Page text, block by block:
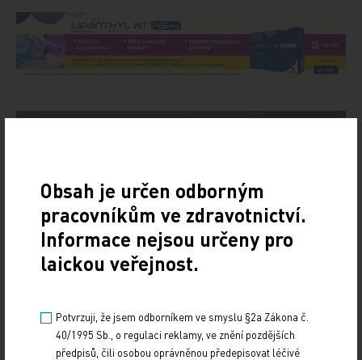
Obsah je určen odborným
pracovníkům ve zdravotnictví.
Informace nejsou určeny pro
laickou veřejnost.
Potvrzuji, že jsem odborníkem ve smyslu §2a Zákona č.
40/1995 Sb., o regulaci reklamy, ve znění pozdějších
předpisů, čili osobou oprávněnou předepisovat léčivé